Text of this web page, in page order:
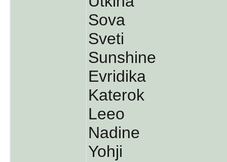
Sova
Sveti
Sunshine
Evridika
Katerok
Leeo
Nadine
Yohji